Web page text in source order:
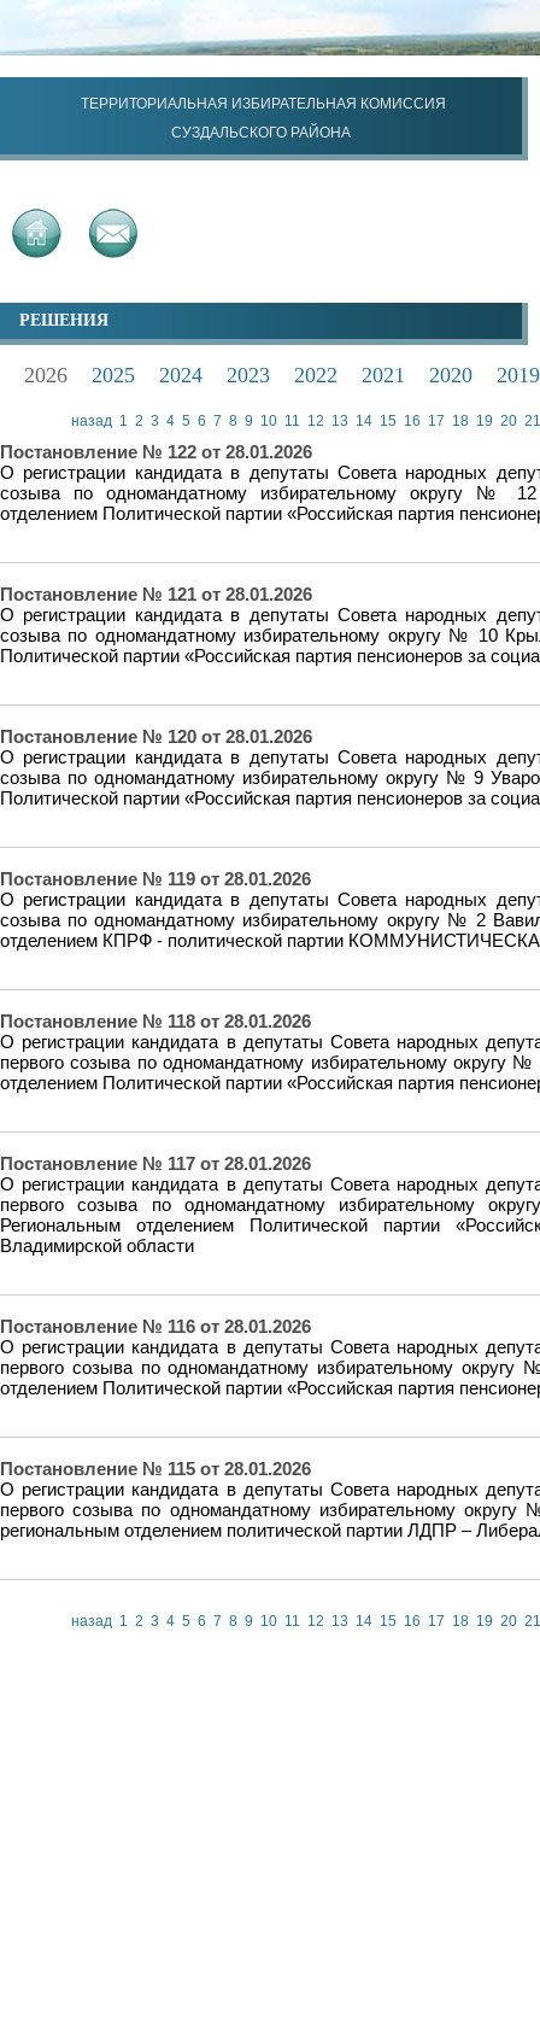
ТЕРРИТОРИАЛЬНАЯ ИЗБИРАТЕЛЬНАЯ КОМИССИЯ
СУЗДАЛЬСКОГО РАЙОНА
РЕШЕНИЯ
2026 2025 2024 2023 2022 2021 2020 2019
назад 1 2 3 4 5 6 7 8 9 10 11 12 13 14 15 16 17 18 19 20 21
Постановление № 122 от 28.01.2026
О регистрации кандидата в депутаты Совета народных
созыва по одномандатному избирательному округу №
отделением Политической партии «Российская партия
Постановление № 121 от 28.01.2026
О регистрации кандидата в депутаты Совета народных
созыва по одномандатному избирательному округу № 10
Политической партии «Российская партия пенсионеров за
Постановление № 120 от 28.01.2026
О регистрации кандидата в депутаты Совета народных
созыва по одномандатному избирательному округу № 9
Политической партии «Российская партия пенсионеров за
Постановление № 119 от 28.01.2026
О регистрации кандидата в депутаты Совета народных
созыва по одномандатному избирательному округу № 2
отделением КПРФ - политической партии
Постановление № 118 от 28.01.2026
О регистрации кандидата в депутаты Совета народных
первого созыва по одномандатному избирательному округу
отделением Политической партии «Российская партия
Постановление № 117 от 28.01.2026
О регистрации кандидата в депутаты Совета народных
первого созыва по одномандатному избирательному
Региональным отделением Политической партии
Владимирской области
Постановление № 116 от 28.01.2026
О регистрации кандидата в депутаты Совета народных
первого созыва по одномандатному избирательному
отделением Политической партии «Российская партия
Постановление № 115 от 28.01.2026
О регистрации кандидата в депутаты Совета народных
первого созыва по одномандатному избирательному
региональным отделением политической партии ЛДПР –
назад 1 2 3 4 5 6 7 8 9 10 11 12 13 14 15 16 17 18 19 20 21